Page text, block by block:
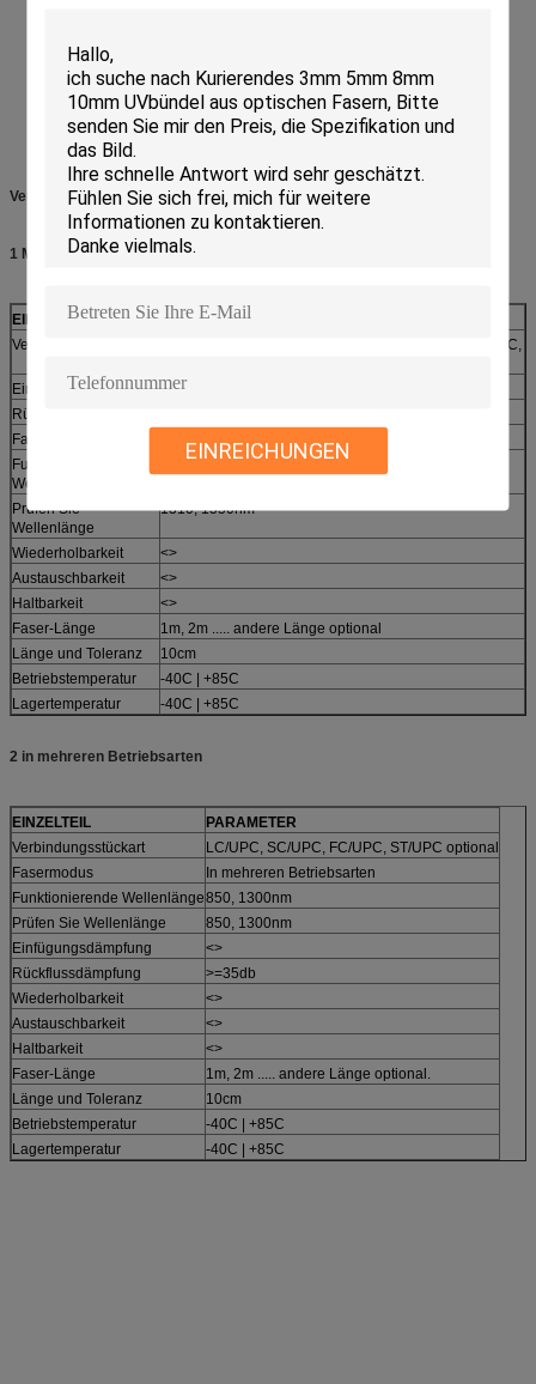
EINREICHUNGEN
Verbindungsstück-Spezifikation
1 Monomode-
EINZELTEIL
PARAMETER
Verbindungsstückart
LC/APC, SC/APC, FC/APC,
Einfügungsdämpfung <>
Rückflussdämpfung
Fasermodus
Monomode-
Funktionierende
Wellenlänge
1310, 1550nm
Prüfen Sie
Wellenlänge
1310, 1550nm
Wiederholbarkeit
<>
Austauschbarkeit
<>
Haltbarkeit
<>
Faser-Länge
1m, 2m ..... andere Länge optional
Länge und Toleranz
10cm
Betriebstemperatur
-40C | +85C
Lagertemperatur
-40C | +85C
2 in mehreren Betriebsarten
EINZELTEIL
PARAMETER
Verbindungsstückart
LC/UPC, SC/UPC, FC/UPC, ST/UPC optional
Fasermodus
In mehreren Betriebsarten
Funktionierende Wellenlänge850, 1300nm
Prüfen Sie Wellenlänge
850, 1300nm
Einfügungsdämpfung
<>
Rückflussdämpfung
>=35db
Wiederholbarkeit
<>
Austauschbarkeit
<>
Haltbarkeit
<>
Faser-Länge
1m, 2m ..... andere Länge optional.
Länge und Toleranz
10cm
Betriebstemperatur
-40C | +85C
Lagertemperatur
-40C | +85C